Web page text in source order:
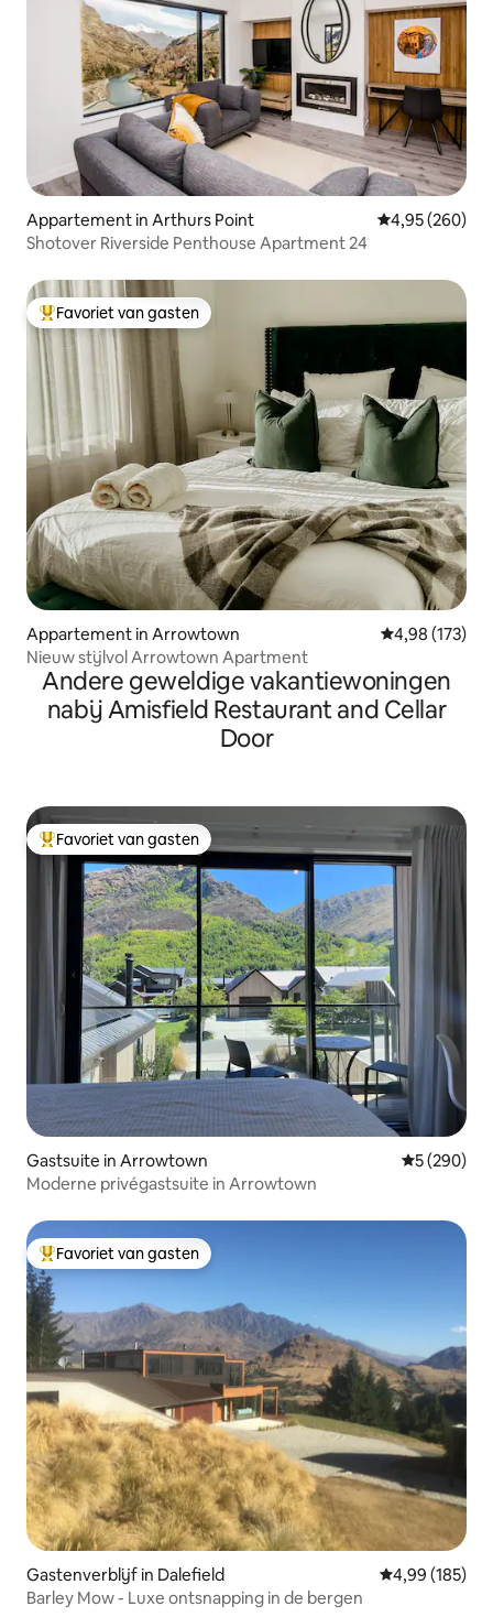
Appartement in Arthurs Point Gemiddelde
4,95 (260)
Shotover Riverside Penthouse Apartment 24
Topfavoriet van gasten
Favoriet van gasten
Appartement in Arrowtown Gemiddelde
4,98 (173)
Nieuw stijlvol Arrowtown Apartment
Andere geweldige vakantiewoningen
nabij Amisfield Restaurant and Cellar
Door
Topfavoriet van gasten
Favoriet van gasten
Gastsuite in Arrowtown
5 (290)
Moderne privégastsuite in Arrowtown
Topfavoriet van gasten
Favoriet van gasten
Gastenverblijf in Dalefield Gemiddelde
4,99 (185)
Barley Mow - Luxe ontsnapping in de bergen